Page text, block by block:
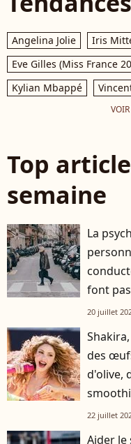
Angelina Jolie Iris
Eve Gilles (Miss France
Kylian Mbappé
Top
semaine
La
font
20 juillet
des
d'olive,
22 juillet
Aider le